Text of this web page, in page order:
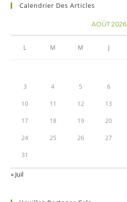
Calendrier Des Articles
AOÛT 2026
L M M J
3 4 5 6
10 11 12 13
17 18 19 20
24 25 26 27
31
« Juil